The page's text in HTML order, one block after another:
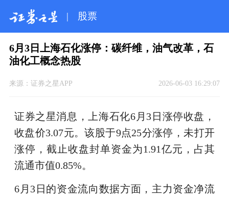
| 股票
6月3日上海石化涨停：碳纤维，油气改革，石
油化工概念热股
来源： 证券之星APP 2026-06-03 16:29:07
证券之星消息，上海石化6月3日涨停收盘，
收盘价3.07元。该股于9点25分涨停，未打开
涨停，截止收盘封单资金为1.91亿元，占其
流通市值0.85%。
6月3日的资金流向数据方面，主力资金净流